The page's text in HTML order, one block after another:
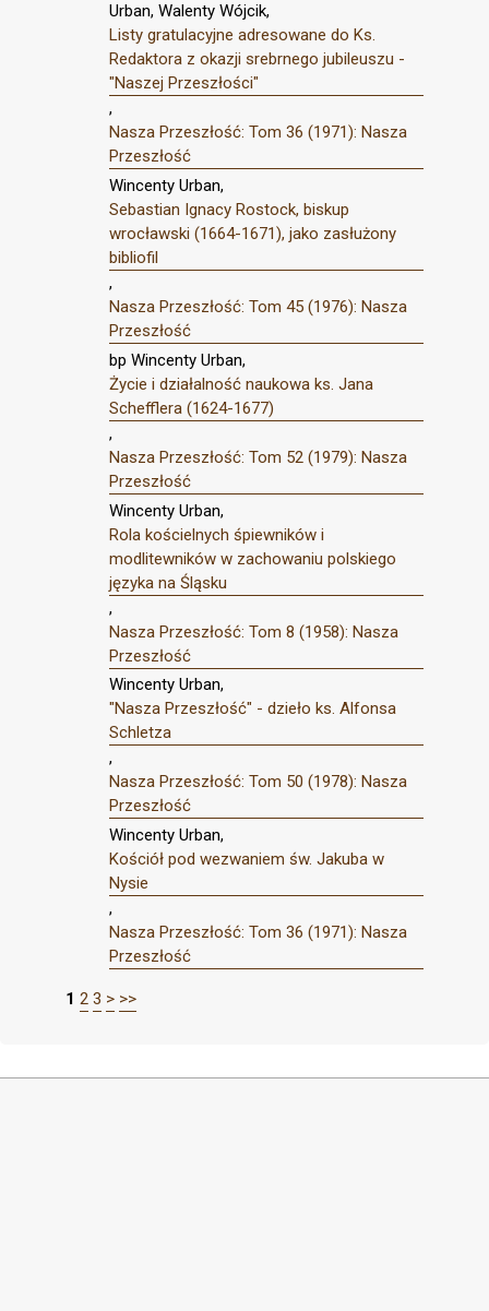
Urban, Walenty Wójcik,
Listy gratulacyjne adresowane do Ks.
Redaktora z okazji srebrnego jubileuszu -
"Naszej Przeszłości"
,
Nasza Przeszłość: Tom 36 (1971): Nasza
Przeszłość
Wincenty Urban,
Sebastian Ignacy Rostock, biskup
wrocławski (1664-1671), jako zasłużony
bibliofil
,
Nasza Przeszłość: Tom 45 (1976): Nasza
Przeszłość
bp Wincenty Urban,
Życie i działalność naukowa ks. Jana
Schefflera (1624-1677)
,
Nasza Przeszłość: Tom 52 (1979): Nasza
Przeszłość
Wincenty Urban,
Rola kościelnych śpiewników i
modlitewników w zachowaniu polskiego
języka na Śląsku
,
Nasza Przeszłość: Tom 8 (1958): Nasza
Przeszłość
Wincenty Urban,
"Nasza Przeszłość" - dzieło ks. Alfonsa
Schletza
,
Nasza Przeszłość: Tom 50 (1978): Nasza
Przeszłość
Wincenty Urban,
Kościół pod wezwaniem św. Jakuba w
Nysie
,
Nasza Przeszłość: Tom 36 (1971): Nasza
Przeszłość
1 2 3 > >>